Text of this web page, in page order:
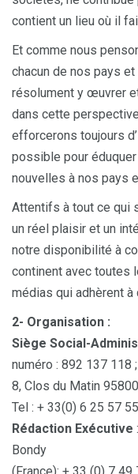
contient un lieu où il
Et comme nous
chacun de nos pays
résolument y œuvrer
dans cette
efforcerons toujours
possible pour
nouvelles à nos pays
Attentifs à tout ce qui
un réel plaisir et un
notre disponibilité à
continent avec toutes
médias qui adhèrent à
2- Organisation :
Siège Social-
numéro : 892 137 118
8, Clos du Matin
Tel : + 33(0) 6 25 57
Rédaction Exécutive
Bondy